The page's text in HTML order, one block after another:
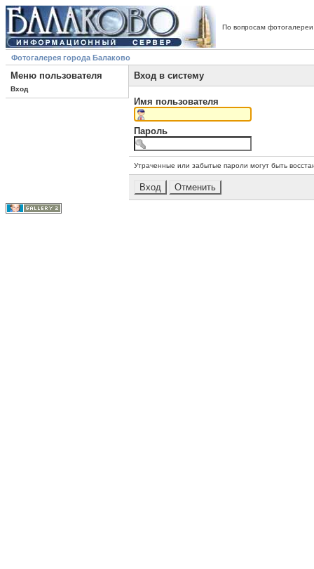
По вопросам
Фотогалерея города Балаково
Меню пользователя
Вход
Вход в систему
Имя пользователя
Пароль
Утраченные или забытые пароли могут быть